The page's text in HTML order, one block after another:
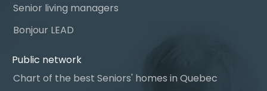
Senior living managers
Bonjour LEAD
Public network
Chart of the best Seniors' homes in Quebec